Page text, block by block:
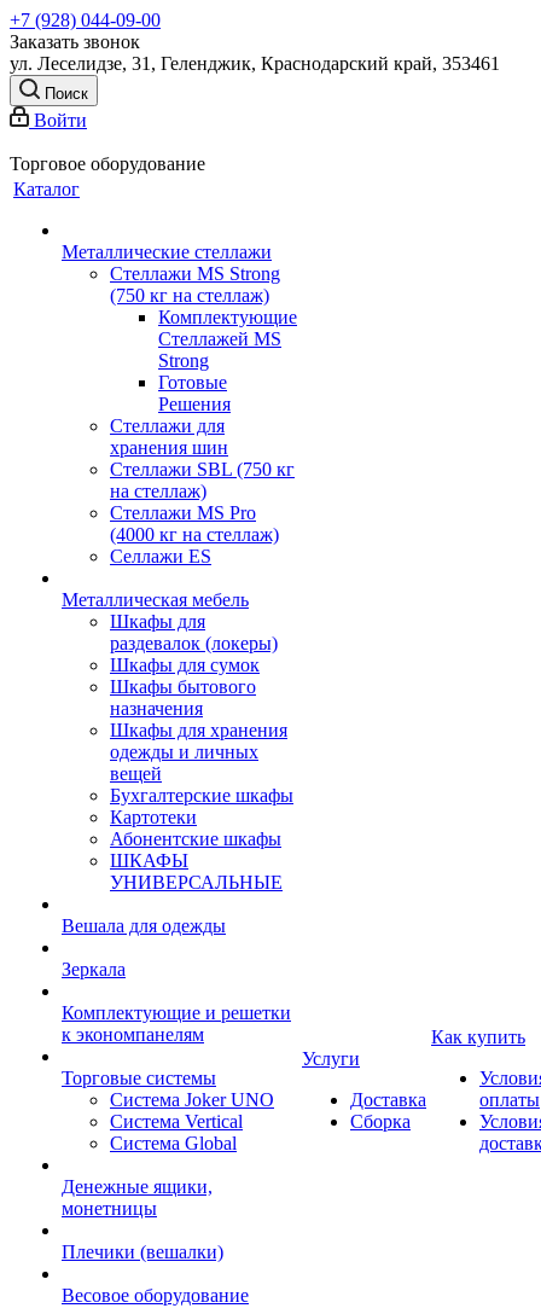
+7 (928) 044-09-00
Заказать звонок
ул. Леселидзе, 31, Геленджик, Краснодарский край, 353461
Поиск
Войти
Торговое оборудование
Каталог
Металлические стеллажи
Стеллажи MS Strong
(750 кг на стеллаж)
Комплектующие
Стеллажей MS
Strong
Готовые
Решения
Стеллажи для
хранения шин
Стеллажи SBL (750 кг
на стеллаж)
Стеллажи MS Pro
(4000 кг на стеллаж)
Селлажи ES
Металлическая мебель
Шкафы для
раздевалок (локеры)
Шкафы для сумок
Шкафы бытового
назначения
Шкафы для хранения
одежды и личных
вещей
Бухгалтерские шкафы
Картотеки
Абонентские шкафы
ШКАФЫ
УНИВЕРСАЛЬНЫЕ
Вешала для одежды
Зеркала
Комплектующие и решетки
к экономпанелям
Торговые системы
Система Joker UNO
Система Vertical
Система Global
Денежные ящики,
монетницы
Плечики (вешалки)
Весовое оборудование
Услуги
Доставка
Сборка
Как купить
оплаты